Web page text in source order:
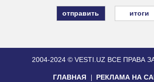
итоги
2004-2024 © VESTI.UZ ВСЕ ПРАВА
ГЛАВНАЯ РЕКЛАМА НА